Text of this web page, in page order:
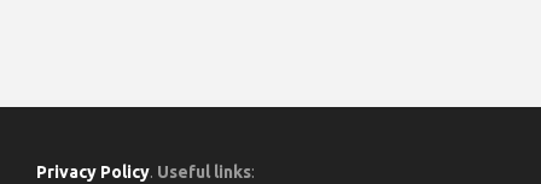
Privacy Policy. Useful links: